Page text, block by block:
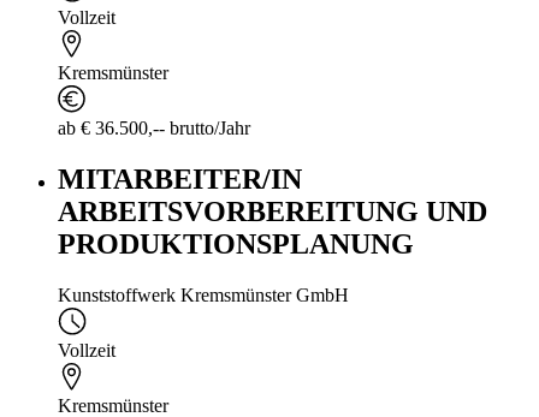
Vollzeit
Kremsmünster
ab € 36.500,-- brutto/Jahr
MITARBEITER/IN
ARBEITSVORBEREITUNG UND
PRODUKTIONSPLANUNG
Kunststoffwerk Kremsmünster GmbH
Vollzeit
Kremsmünster